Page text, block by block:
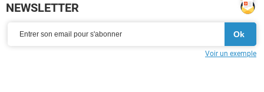
NEWSLETTER
Voir un exemple